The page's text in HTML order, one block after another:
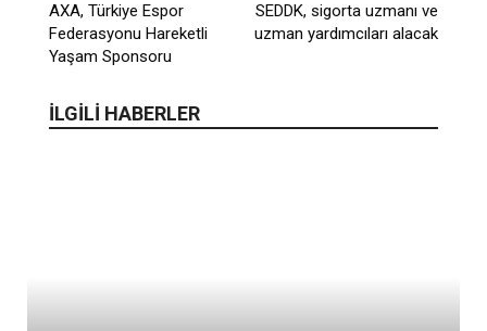
AXA, Türkiye Espor
Federasyonu Hareketli
Yaşam Sponsoru
SEDDK, sigorta uzmanı ve
uzman yardımcıları alacak
İLGİLİ HABERLER